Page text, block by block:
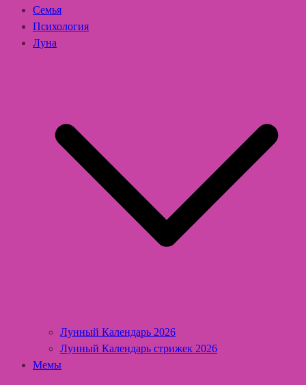
Семья
Психология
Луна
Лунный Календарь 2026
Лунный Календарь стрижек 2026
Мемы